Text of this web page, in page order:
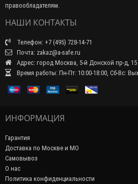
правообладателям.
НАШИ КОНТАКТЫ
Телефон: +7 (495) 728-14-71
Почта: zakaz@a-safe.ru
Адрес: город Москва, 5-й Донской пр-д, 15
Время работы: Пн-Пт: 10:00-18:00, Сб-Вс:
ИНФОРМАЦИЯ
Гарантия
Доставка по Москве и МО
Самовывоз
О нас
Политика конфиденциальности